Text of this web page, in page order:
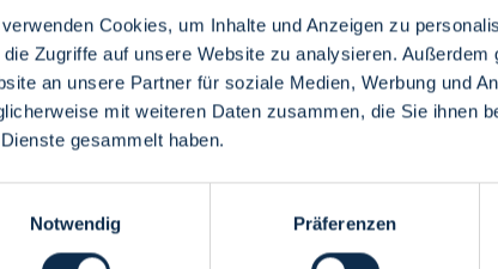
Cookies, um Inhalte und Anzeigen zu
die Zugriffe auf unsere Website zu analysieren.
an unsere Partner für soziale Medien, Werbung und
mit weiteren Daten zusammen, die Sie ihnen
gesammelt haben.
Notwendig
Präferenzen
Menü